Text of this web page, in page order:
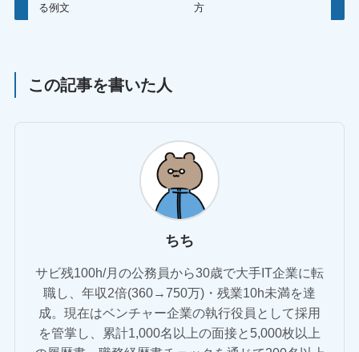
る例文
方
この記事を書いた人
ちち
サビ残100h/月の公務員から30歳で大手IT企業に転
職し、年収2倍(360→750万)・残業10h未満を達
成。現在はベンチャー企業の執行役員として採用
を管掌し、累計1,000名以上の面接と5,000枚以上